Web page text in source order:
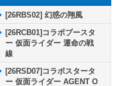
[26RBS02] 幻惑の翔風
[26RCB01]コラボブースタ
ー 仮面ライダー 運命の戦
線
[26RSD07]コラボスタータ
ー 仮面ライダー AGENT O